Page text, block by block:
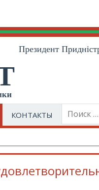
Президент
КОНТАКТЫ